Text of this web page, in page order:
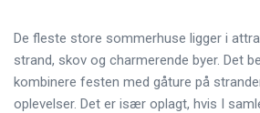
De fleste store sommerhuse ligger i
strand, skov og charmerende byer. Det
kombinere festen med gåture på
oplevelser. Det er især oplagt, hvis I